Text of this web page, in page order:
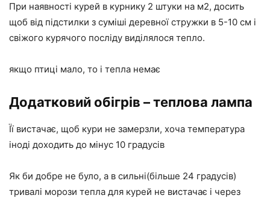
При наявності курей в курнику 2 штуки на м2, досить
щоб від підстилки з суміші деревної стружки в 5-10 см і
свіжого курячого посліду виділялося тепло.
якщо птиці мало, то і тепла немає
Додатковий обігрів – теплова лампа
Її вистачає, щоб кури не замерзли, хоча температура
іноді доходить до мінус 10 градусів
Як би добре не було, а в сильні(більше 24 градусів)
тривалі морози тепла для курей не вистачає і через